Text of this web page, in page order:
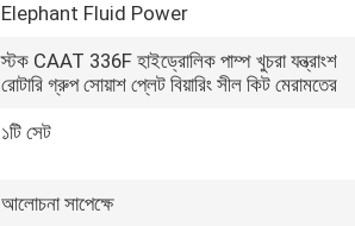
Elephant Fluid Power
স্টক CAAT 336F হাইড্রোলিক পাম্প খুচরা যন্ত্রাংশ
রোটারি গ্রুপ সোয়াশ প্লেট বিয়ারিং সীল কিট মেরামতের
১টি সেট
আলোচনা সাপেক্ষে